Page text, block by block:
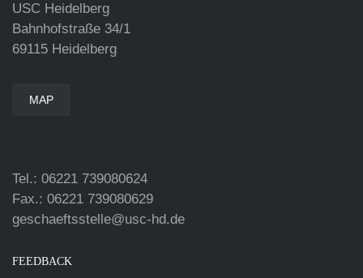
USC Heidelberg
Bahnhofstraße 34/1
69115 Heidelberg
MAP
Tel.: 06221 739080624
Fax.: 06221 739080629
geschaeftsstelle@usc-hd.de
FEEDBACK